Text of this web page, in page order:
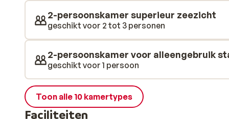
2-persoonskamer superieur zeezicht
geschikt voor 2 tot 3 personen
2-persoonskamer voor alleengebruik
geschikt voor 1 persoon
Toon alle 10 kamertypes
Faciliteiten